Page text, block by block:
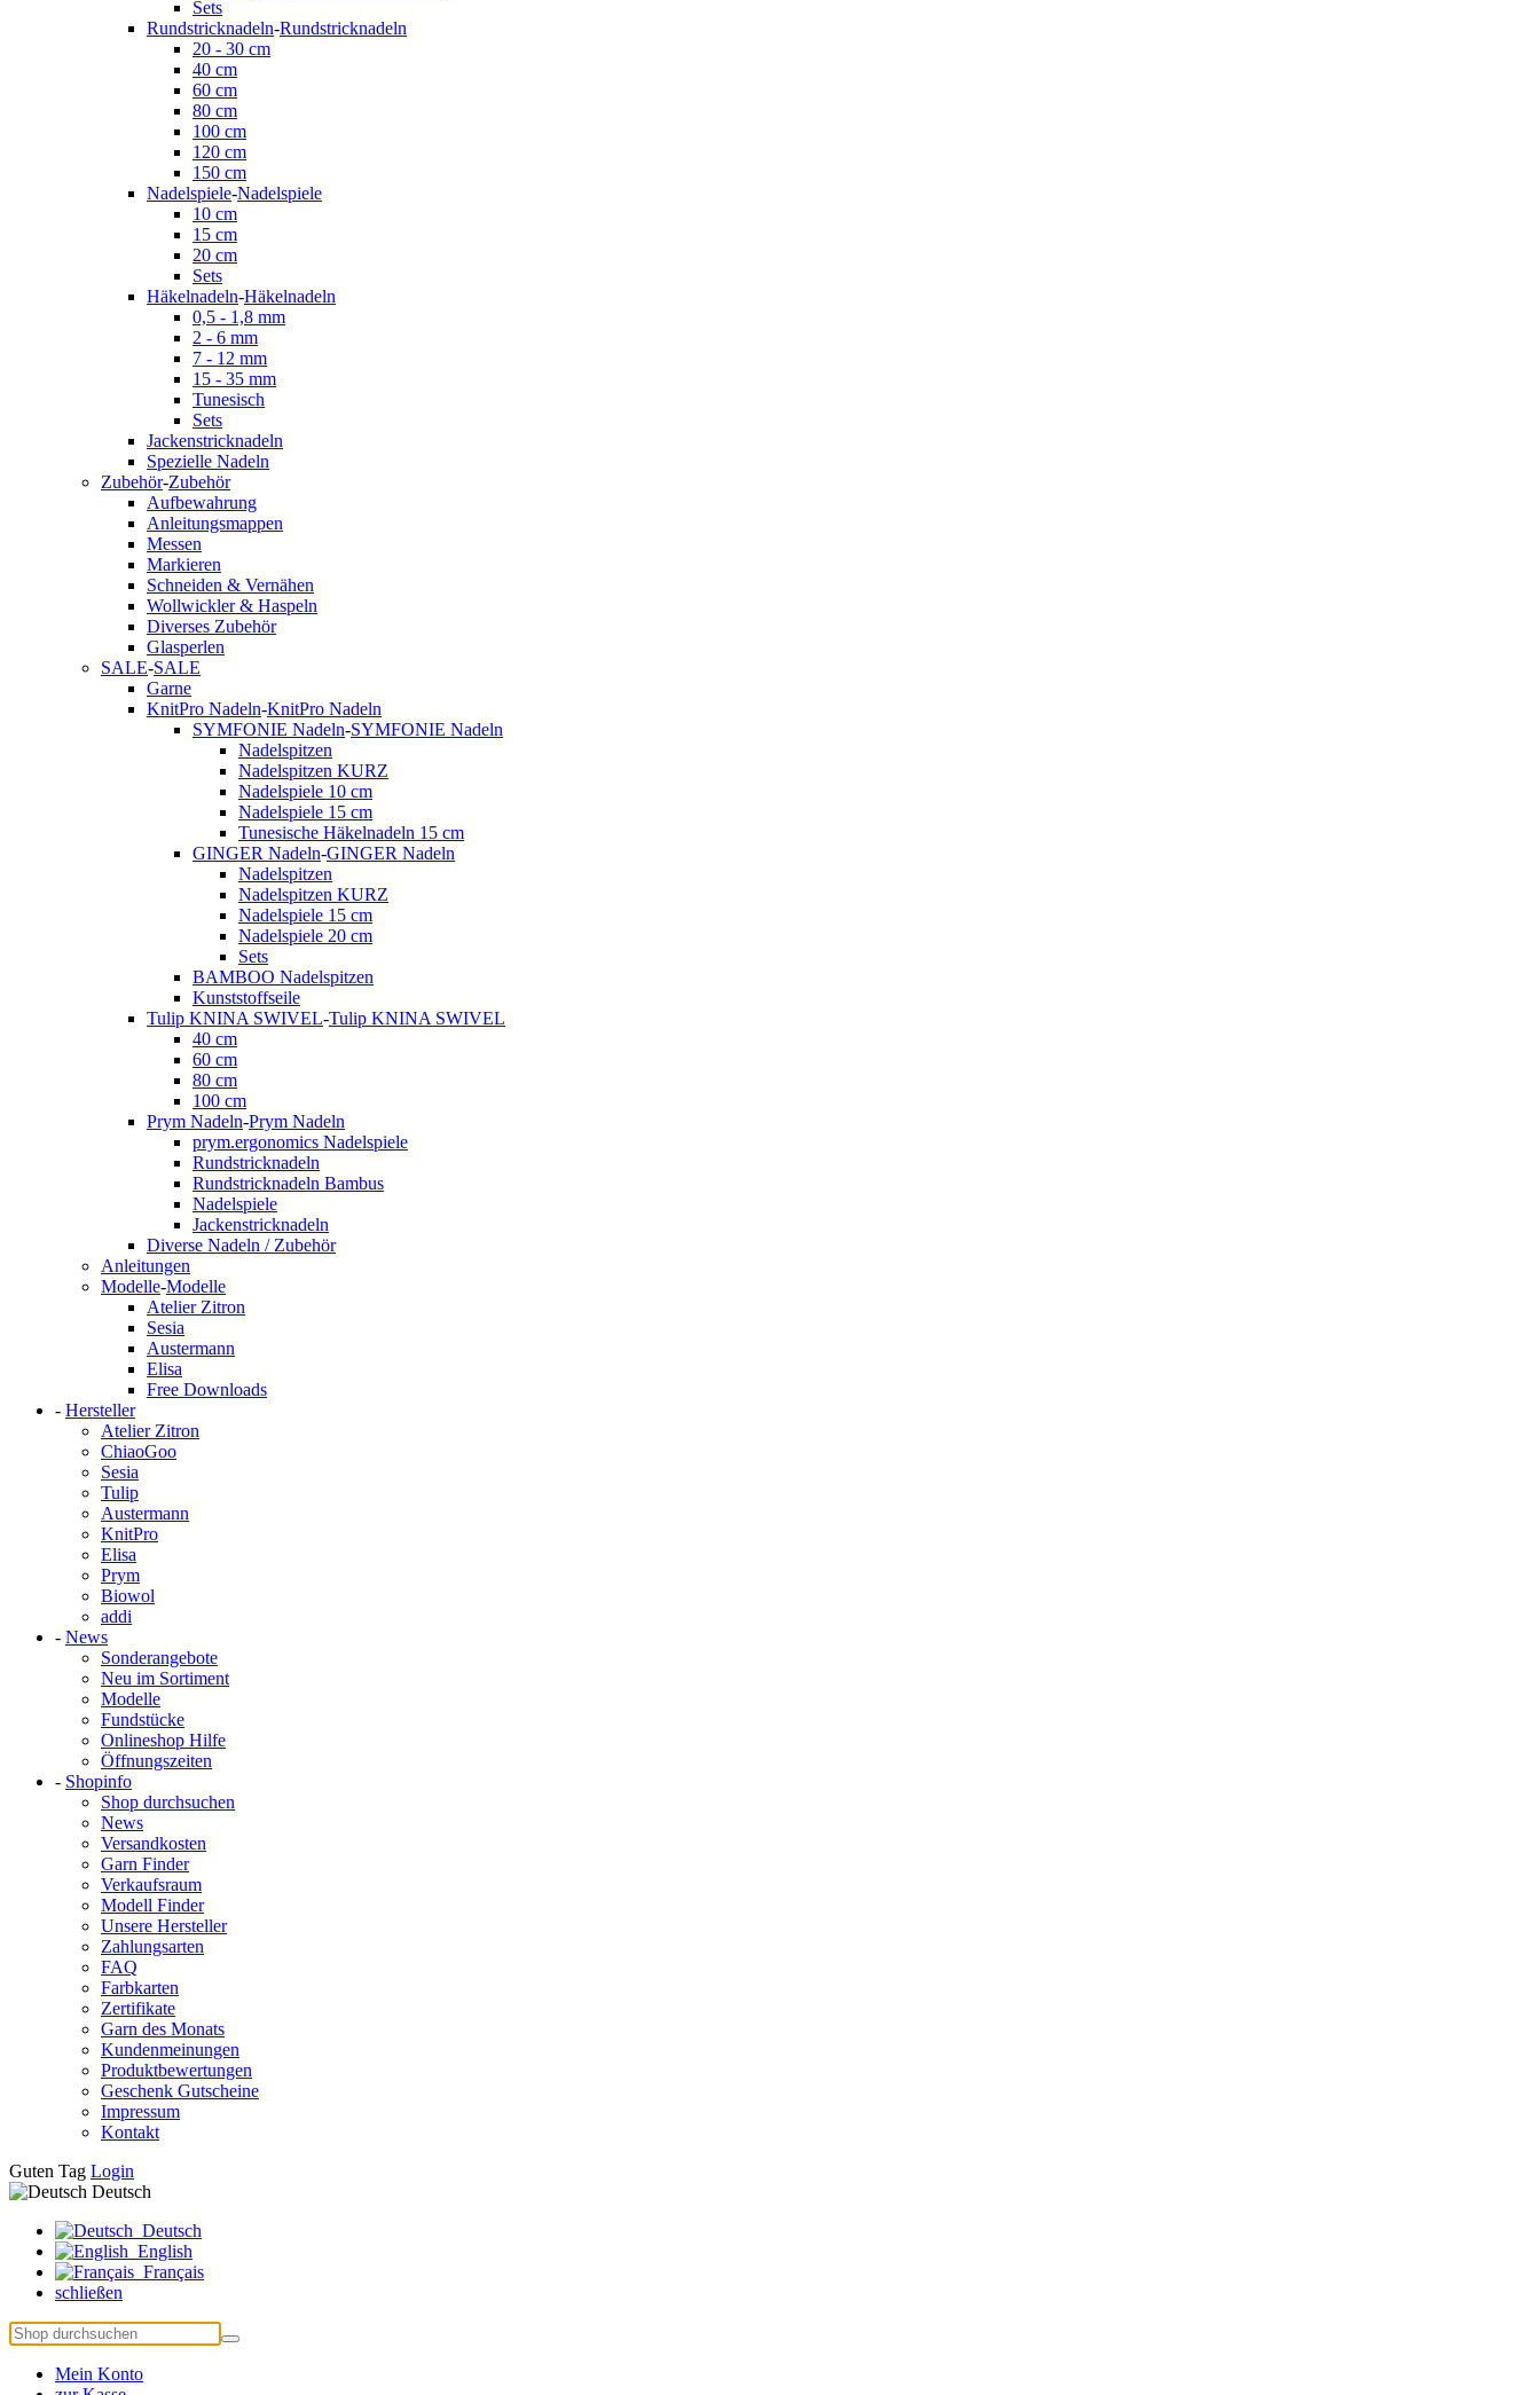
Sets
Rundstricknadeln-Rundstricknadeln
20 - 30 cm
40 cm
60 cm
80 cm
100 cm
120 cm
150 cm
Nadelspiele-Nadelspiele
10 cm
15 cm
20 cm
Sets
Häkelnadeln-Häkelnadeln
0,5 - 1,8 mm
2 - 6 mm
7 - 12 mm
15 - 35 mm
Tunesisch
Sets
Jackenstricknadeln
Spezielle Nadeln
Zubehör-Zubehör
Aufbewahrung
Anleitungsmappen
Messen
Markieren
Schneiden & Vernähen
Wollwickler & Haspeln
Diverses Zubehör
Glasperlen
SALE-SALE
Garne
KnitPro Nadeln-KnitPro Nadeln
SYMFONIE Nadeln-SYMFONIE Nadeln
Nadelspitzen
Nadelspitzen KURZ
Nadelspiele 10 cm
Nadelspiele 15 cm
Tunesische Häkelnadeln 15 cm
GINGER Nadeln-GINGER Nadeln
Nadelspitzen
Nadelspitzen KURZ
Nadelspiele 15 cm
Nadelspiele 20 cm
Sets
BAMBOO Nadelspitzen
Kunststoffseile
Tulip KNINA SWIVEL-Tulip KNINA SWIVEL
40 cm
60 cm
80 cm
100 cm
Prym Nadeln-Prym Nadeln
prym.ergonomics Nadelspiele
Rundstricknadeln
Rundstricknadeln Bambus
Nadelspiele
Jackenstricknadeln
Diverse Nadeln / Zubehör
Anleitungen
Modelle-Modelle
Atelier Zitron
Sesia
Austermann
Elisa
Free Downloads
- Hersteller
Atelier Zitron
ChiaoGoo
Sesia
Tulip
Austermann
KnitPro
Elisa
Prym
Biowol
addi
- News
Sonderangebote
Neu im Sortiment
Modelle
Fundstücke
Onlineshop Hilfe
Öffnungszeiten
- Shopinfo
Shop durchsuchen
News
Versandkosten
Garn Finder
Verkaufsraum
Modell Finder
Unsere Hersteller
Zahlungsarten
FAQ
Farbkarten
Zertifikate
Garn des Monats
Kundenmeinungen
Produktbewertungen
Geschenk Gutscheine
Impressum
Kontakt
Guten Tag Login
Deutsch
Deutsch
English
Français
schließen
Mein Konto